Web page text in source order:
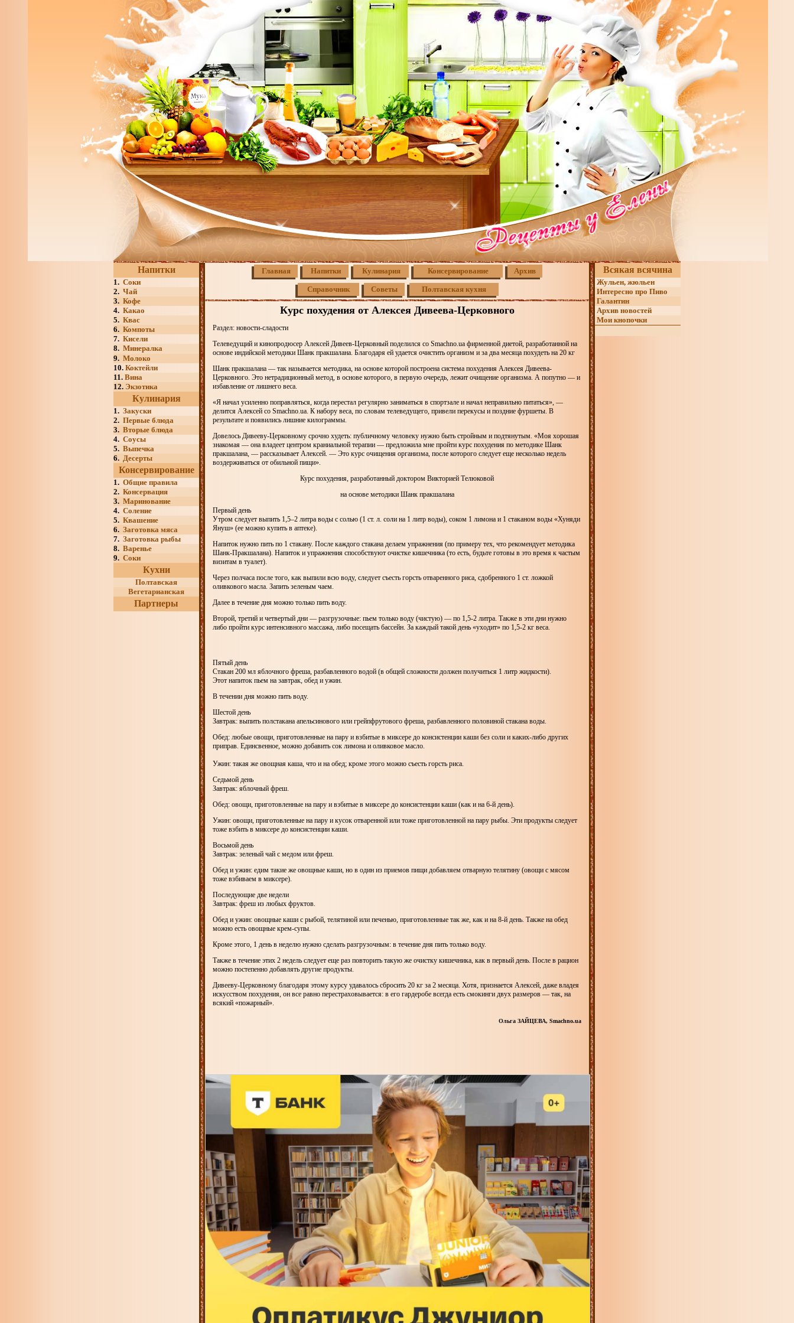
Напитки
1. Соки
2. Чай
3. Кофе
4. Какао
5. Квас
6. Компоты
7. Кисели
8. Минералка
9. Молоко
10. Коктейли
11. Вина
12. Экзотика
Кулинария
1. Закуски
2. Первые блюда
3. Вторые блюда
4. Соусы
5. Выпечка
6. Десерты
Консервирование
1. Общие правила
2. Консервация
3. Маринование
4. Соление
5. Квашение
6. Заготовка мяса
7. Заготовка рыбы
8. Варенье
9. Соки
Кухни
Полтавская
Вегетарианская
Партнеры
Главная Напитки Кулинария Консервирование Архив
Справочник Советы Полтавская кухня
Курс похудения от Алексея Дивеева-Церковного
Раздел: новости-сладости
Телеведущий и кинопродюсер Алексей Дивеев-Церковный поделился со Smachno.ua фирменной диетой, разработанной на
основе индийской методики Шанк пракшалана. Благодаря ей удается очистить организм и за два месяца похудеть на 20 кг
Шанк пракшалана — так называется методика, на основе которой построена система похудения Алексея Дивеева-
Церковного. Это нетрадиционный метод, в основе которого, в первую очередь, лежит очищение организма. А попутно — и
избавление от лишнего веса.
«Я начал усиленно поправляться, когда перестал регулярно заниматься в спортзале и начал неправильно питаться», —
делится Алексей со Smachno.ua. К набору веса, по словам телеведущего, привели перекусы и поздние фуршеты. В
результате и появились лишние килограммы.
Довелось Дивееву-Церковному срочно худеть: публичному человеку нужно быть стройным и подтянутым. «Моя хорошая
знакомая — она владеет центром краниальной терапии — предложила мне пройти курс похудения по методике Шанк
пракшалана, — рассказывает Алексей. — Это курс очищения организма, после которого следует еще несколько недель
воздерживаться от обильной пищи».
Курс похудения, разработанный доктором Викторией Телюковой
на основе методики Шанк пракшалана
Первый день
Утром следует выпить 1,5–2 литра воды с солью (1 ст. л. соли на 1 литр воды), соком 1 лимона и 1 стаканом воды «Хуняди
Януш» (ее можно купить в аптеке).
Напиток нужно пить по 1 стакану. После каждого стакана делаем упражнения (по примеру тех, что рекомендует методика
Шанк-Пракшалана). Напиток и упражнения способствуют очистке кишечника (то есть, будьте готовы в это время к частым
визитам в туалет).
Через полчаса после того, как выпили всю воду, следует съесть горсть отваренного риса, сдобренного 1 ст. ложкой
оливкового масла. Запить зеленым чаем.
Далее в течение дня можно только пить воду.
Второй, третий и четвертый дни — разгрузочные: пьем только воду (чистую) — по 1,5-2 литра. Также в эти дни нужно
либо пройти курс интенсивного массажа, либо посещать бассейн. За каждый такой день «уходит» по 1,5-2 кг веса.
Пятый день
Стакан 200 мл яблочного фреша, разбавленного водой (в общей сложности должен получиться 1 литр жидкости).
Этот напиток пьем на завтрак, обед и ужин.
В течении дня можно пить воду.
Шестой день
Завтрак: выпить полстакана апельсинового или грейпфрутового фреша, разбавленного половиной стакана воды.
Обед: любые овощи, приготовленные на пару и взбитые в миксере до консистенции каши без соли и каких-либо других
приправ. Единсвенное, можно добавить сок лимона и оливковое масло.
Ужин: такая же овощная каша, что и на обед; кроме этого можно съесть горсть риса.
Седьмой день
Завтрак: яблочный фреш.
Обед: овощи, приготовленные на пару и взбитые в миксере до консистенции каши (как и на 6-й день).
Ужин: овощи, приготовленные на пару и кусок отваренной или тоже приготовленной на пару рыбы. Эти продукты следует
тоже взбить в миксере до консистенции каши.
Восьмой день
Завтрак: зеленый чай с медом или фреш.
Обед и ужин: едим такие же овощные каши, но в один из приемов пищи добавляем отварную телятину (овощи с мясом
тоже взбиваем в миксере).
Последующие две недели
Завтрак: фреш из любых фруктов.
Обед и ужин: овощные каши с рыбой, телятиной или печенью, приготовленные так же, как и на 8-й день. Также на обед
можно есть овощные крем-супы.
Кроме этого, 1 день в неделю нужно сделать разгрузочным: в течение дня пить только воду.
Также в течение этих 2 недель следует еще раз повторить такую же очистку кишечника, как в первый день. После в рацион
можно постепенно добавлять другие продукты.
Дивееву-Церковному благодаря этому курсу удавалось сбросить 20 кг за 2 месяца. Хотя, признается Алексей, даже владея
искусством похудения, он все равно перестраховывается: в его гардеробе всегда есть смокинги двух размеров — так, на
всякий «пожарный».
Ольга ЗАЙЦЕВА, Smachno.ua
Всякая всячина
Жульен, жюльен
Интересно про Пиво
Галантин
Архив новостей
Мои кнопочки